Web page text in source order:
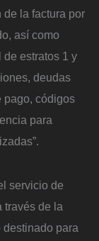
la factura por
así como
de estratos 1 y
deudas
pago, códigos
para
servicio de
través de la
para